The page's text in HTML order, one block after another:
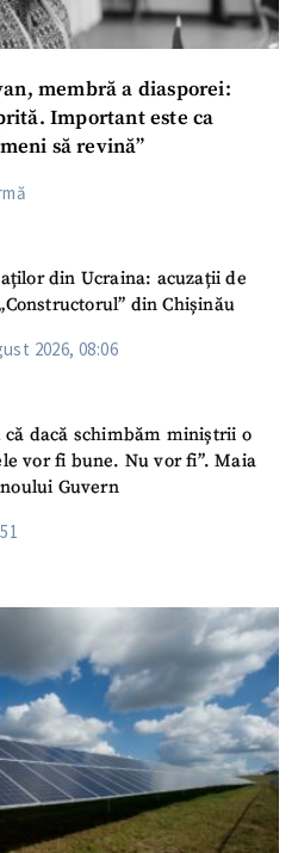
membră a diasporei:
Important este ca
să revină”
din Ucraina: acuzații de
din Chișinău
2026, 08:06
că dacă schimbăm miniștrii o
vor fi bune. Nu vor fi”. Maia
Guvern